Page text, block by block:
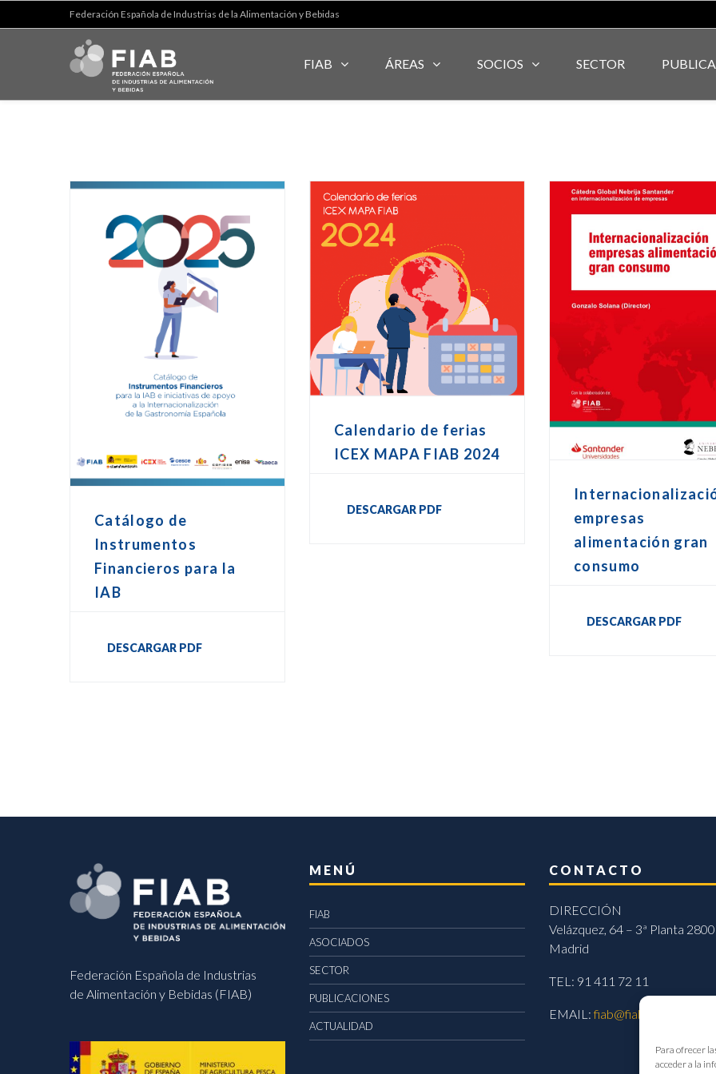
Para ofrecer
acceder a la
Federación Española de Industrias de la Alimentación y Bebidas
FIAB ÁREAS SOCIOS SECTOR
Catálogo de
Instrumentos
Financieros para la
IAB
DESCARGAR PDF
Calendario de ferias
ICEX MAPA FIAB 2024
DESCARGAR PDF
empresas
alimentación gran
consumo
DESCARGAR PDF
Federación Española de Industrias
de Alimentación y Bebidas (FIAB)
MENÚ
FIAB
ASOCIADOS
SECTOR
PUBLICACIONES
ACTUALIDAD
CONTACTO
DIRECCIÓN
Velázquez, 64 – 3ª Planta
Madrid
TEL: 91 411 72 11
EMAIL:fiab@fiab.es